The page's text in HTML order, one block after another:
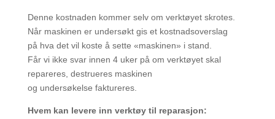
Denne kostnaden kommer selv om verktøyet skrotes.
Når maskinen er undersøkt gis et kostnadsoverslag
på hva det vil koste å sette «maskinen» i stand.
Får vi ikke svar innen 4 uker på om verktøyet skal
repareres, destrueres maskinen
og undersøkelse faktureres.
Hvem kan levere inn verktøy til reparasjon: